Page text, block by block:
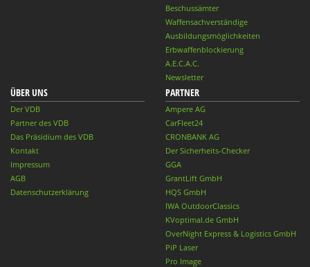
Beschussämter
Waffensachverständige
Ausbildungsmöglichkeiten
Erbwaffenblockierung
A.E.C.A.C.
Newsletter
ÜBER UNS
Der VDB
Partner des VDB
Das Präsidium des VDB
Kontakt
Impressum
AGB
Datenschutzerklärung
PARTNER
Ampere AG
CarFleet24
CRONBANK AG
Der Sicherheits-Checker
GGA
GrantLift GmbH
HQS GmbH
IWA OutdoorClassics
KVoptimal.de GmbH
OverNight Express & Logistics GmbH
PiP Laser
Pro Image